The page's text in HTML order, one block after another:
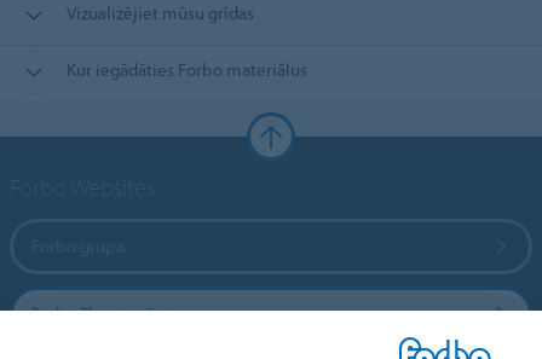
Vizualizējiet mūsu grīdas
Kur iegādāties Forbo materiālus
Forbo Flooring Systems